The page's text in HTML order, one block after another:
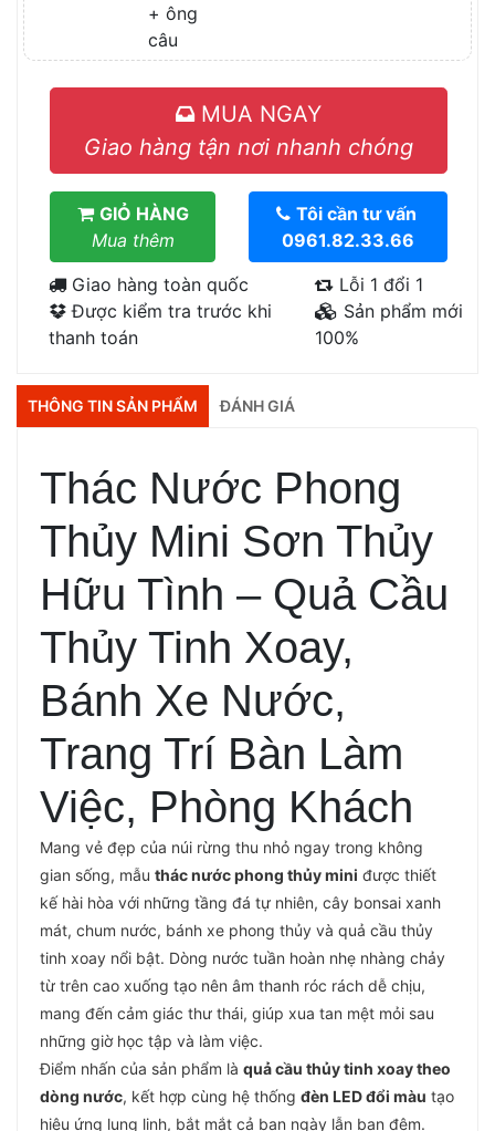
+ ông
câu
MUA NGAY
Giao hàng tận nơi nhanh chóng
GIỎ HÀNG
Mua thêm
Tôi cần tư vấn
0961.82.33.66
Giao hàng toàn quốc
Được kiểm tra trước khi
thanh toán
Lỗi 1 đổi 1
Sản phẩm mới
100%
THÔNG TIN SẢN PHẨM ĐÁNH GIÁ
Thác Nước Phong
Thủy Mini Sơn Thủy
Hữu Tình – Quả Cầu
Thủy Tinh Xoay,
Bánh Xe Nước,
Trang Trí Bàn Làm
Việc, Phòng Khách
Mang vẻ đẹp của núi rừng thu nhỏ ngay trong không
gian sống, mẫu thác nước phong thủy mini được thiết
kế hài hòa với những tầng đá tự nhiên, cây bonsai xanh
mát, chum nước, bánh xe phong thủy và quả cầu thủy
tinh xoay nổi bật. Dòng nước tuần hoàn nhẹ nhàng chảy
từ trên cao xuống tạo nên âm thanh róc rách dễ chịu,
mang đến cảm giác thư thái, giúp xua tan mệt mỏi sau
những giờ học tập và làm việc.
Điểm nhấn của sản phẩm là quả cầu thủy tinh xoay theo
dòng nước, kết hợp cùng hệ thống đèn LED đổi màu tạo
hiệu ứng lung linh, bắt mắt cả ban ngày lẫn ban đêm.